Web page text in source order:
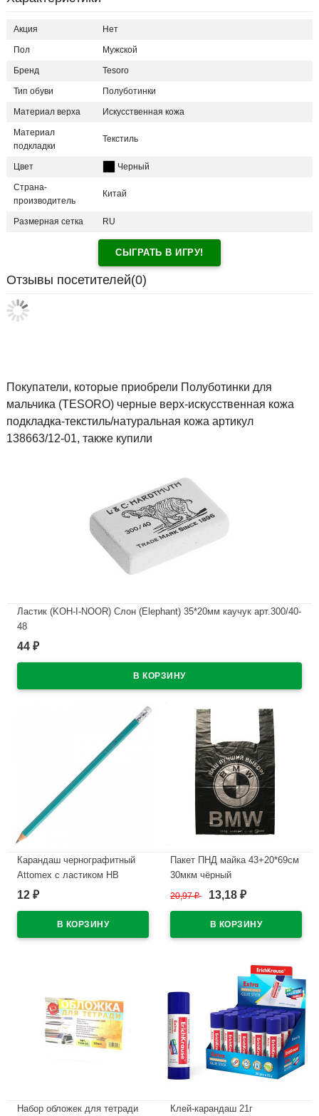
Акция Нет
Пол Мужской
Бренд Tesoro
Тип обуви Полуботинки
Материал верха Искусственная кожа
Материал
подкладки
Текстиль
Цвет Черный
Страна-
производитель
Китай
Размерная сетка RU
СЫГРАТЬ В ИГРУ!
Отзывы посетителей(0)
Покупатели, которые приобрели Полуботинки для
мальчика (TESORO) черные верх-искусственная кожа
подкладка-текстиль/натуральная кожа артикул
138663/12-01, также купили
Ластик (KOH-I-NOOR) Слон (Elephant) 35*20мм каучук арт.300/40-
48
В наличии
44 ₽
Карандаш чернографитный
Attomex с ластиком НВ
зеленый корпус, пластиковый
12 ₽
Пакет ПНД майка 43+20*69см
30мкм чёрный
WWW/World(Ст.50/500)
20,97₽ 13,18 ₽
Набор обложек для тетради Клей-карандаш 21г